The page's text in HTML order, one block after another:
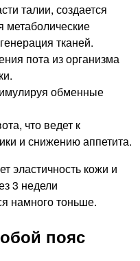
талии, создается
метаболические
тканей.
пота из организма
обменные
что ведет к
и снижению аппетита.
эластичность кожи и
3 недели
намного тоньше.
пояс